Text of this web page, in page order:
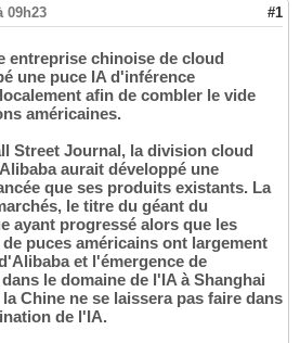
09h23 #1
entreprise chinoise de cloud
une puce IA d'inférence
afin de combler le vide
américaines.
Street Journal, la division cloud
aurait développé une
que ses produits existants. La
le titre du géant du
ayant progressé alors que les
puces américains ont largement
et l'émergence de
le domaine de l'IA à Shanghai
Chine ne se laissera pas faire dans
de l'IA.